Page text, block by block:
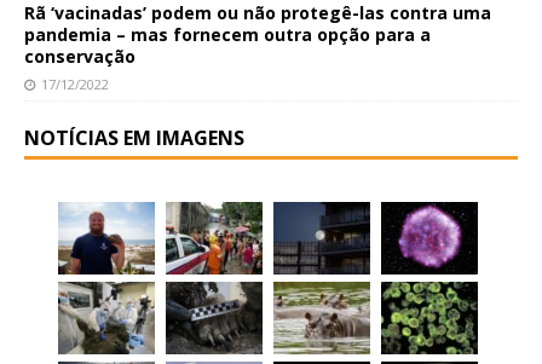
Rã ‘vacinadas’ podem ou não protegê-las contra uma
pandemia – mas fornecem outra opção para a
conservação
17/12/2022
NOTÍCIAS EM IMAGENS